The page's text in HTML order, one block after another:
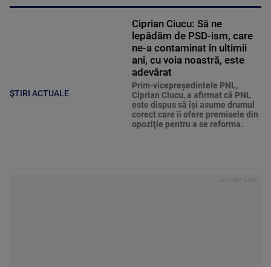
ȘTIRI ACTUALE
Ciprian Ciucu: Să ne
lepădăm de PSD-ism, care
ne-a contaminat în ultimii
ani, cu voia noastră, este
adevărat
Prim-vicepreşedintele PNL,
Ciprian Ciucu, a afirmat că PNL
este dispus să îşi asume drumul
corect care îi ofere premisele din
opoziţie pentru a se reforma.